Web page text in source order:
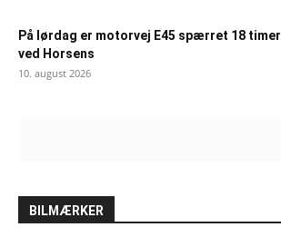
På lørdag er motorvej E45 spærret 18 timer
ved Horsens
10. august 2026
BILMÆRKER